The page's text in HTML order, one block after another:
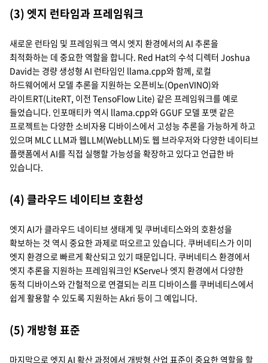
(3) 엣지 런타임과 프레임워크
새로운 런타임 및 프레임워크 역시 엣지 환경에서의 AI 추론을
최적화하는 데 중요한 역할을 합니다. Red Hat의 수석 디렉터 Joshua
David는 경량 생성형 AI 런타임인 llama.cpp와 함께, 로컬
하드웨어에서 모델 추론을 지원하는 오픈비노(OpenVINO)와
라이트RT(LiteRT, 이전 TensoFlow Lite) 같은 프레임워크를 예로
들었습니다. 인포매티카 역시 llama.cpp와 GGUF 모델 포맷 같은
프로젝트는 다양한 소비자용 디바이스에서 고성능 추론을 가능하게 하고
있으며 MLC LLM과 웹LLM(WebLLM)도 웹 브라우저와 다양한 네이티브
플랫폼에서 AI를 직접 실행할 가능성을 확장하고 있다고 언급한 바
있습니다.
(4) 클라우드 네이티브 호환성
엣지 AI가 클라우드 네이티브 생태계 및 쿠버네티스와의 호환성을
확보하는 것 역시 중요한 과제로 떠오르고 있습니다. 쿠버네티스가 이미
엣지 환경으로 빠르게 확산되고 있기 때문입니다. 쿠버네티스 환경에서
엣지 추론을 지원하는 프레임워크인 KServe나 엣지 환경에서 다양한
동적 디바이스와 간헐적으로 연결되는 리프 디바이스를 쿠버네티스에서
쉽게 활용할 수 있도록 지원하는 Akri 등이 그 예입니다.
(5) 개방형 표준
마지막으로 엣지 AI 확산 과정에서 개방형 산업 표준이 중요한 역할을 할